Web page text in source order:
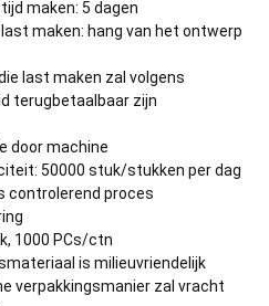
maken: 5 dagen
maken: hang van het ontwerp
last maken zal volgens
terugbetaalbaar zijn
door machine
50000 stuk/stukken per dag
controlerend proces
1000 PCs/ctn
is milieuvriendelijk
verpakkingsmanier zal vracht